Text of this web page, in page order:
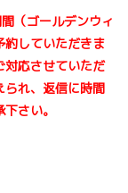
（ゴールデンウィ
約していただきま
対応させていただ
られ、返信に時間
さい。